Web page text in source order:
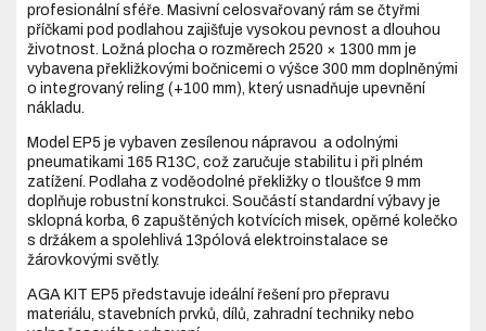
profesionální sféře. Masivní celosvařovaný rám se čtyřmi
příčkami pod podlahou zajišťuje vysokou pevnost a dlouhou
životnost. Ložná plocha o rozměrech 2520 × 1300 mm je
vybavena překližkovými bočnicemi o výšce 300 mm doplněnými
o integrovaný reling (+100 mm), který usnadňuje upevnění
nákladu.
Model EP5 je vybaven zesílenou nápravou a odolnými
pneumatikami 165 R13C, což zaručuje stabilitu i při plném
zatížení. Podlaha z voděodolné překližky o tloušťce 9 mm
doplňuje robustní konstrukci. Součástí standardní výbavy je
sklopná korba, 6 zapuštěných kotvících misek, opěrné kolečko
s držákem a spolehlivá 13pólová elektroinstalace se
žárovkovými světly.
AGA KIT EP5 představuje ideální řešení pro přepravu
materiálu, stavebních prvků, dílů, zahradní techniky nebo